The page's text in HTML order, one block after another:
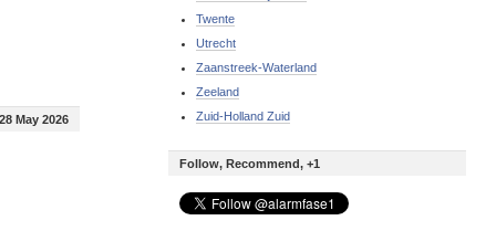
28 May 2026
Twente
Utrecht
Zaanstreek-Waterland
Zeeland
Zuid-Holland Zuid
Follow, Recommend, +1